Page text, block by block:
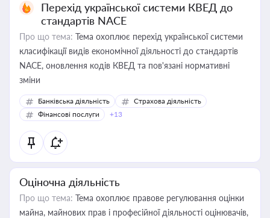
Перехід української системи КВЕД до
стандартів NACE
Про що тема: Тема охоплює перехід української системи
класифікації видів економічної діяльності до стандартів
NACE, оновлення кодів КВЕД та пов'язані нормативні
зміни
Банківська діяльність
Страхова діяльність
Фінансові послуги
+13
Оціночна діяльність
Про що тема: Тема охоплює правове регулювання оцінки
майна, майнових прав і професійної діяльності оцінювачів,